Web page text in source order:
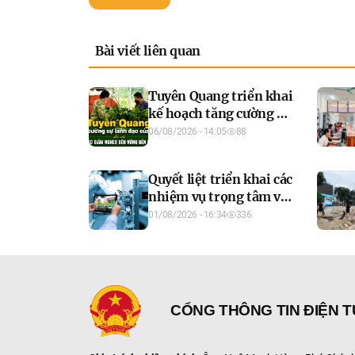
Bài viết liên quan
Tuyên Quang triển khai
kế hoạch tăng cường sự
lãnh đạo của Đảng đối
năm 2030
06/08/2026 - 14:05 88
Quyết liệt triển khai các
nhiệm vụ trọng tâm về
khoa học, công nghệ,
01/08/2026 - 16:34 336
CỔNG THÔNG TIN ĐIỆN